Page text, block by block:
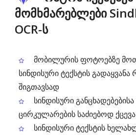
მომხმარებლები
OCR-ს
მობილურის ფოტოებზე
სინდისური ტექსტის
შიგთავსად
სინდისური
ცირკულარების საძიებოდ ქცევა
სინდისური ტექსტის